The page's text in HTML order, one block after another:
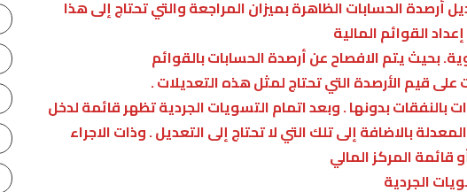
أرصدة الحسابات الظاهرة بميزان المراجعة والتي تحتاج إلى هذا
القوائم المالية
بحيث يتم الافصاح عن أرصدة الحسابات بالقوائم
على قيم الأرصدة التي تحتاج لمثل هذه التعديلات .
بالنفقات بدونها . وبعد اتمام التسويات الجردية تظهر قائمة لدخل
بالاضافة إلى تلك التي لا تحتاج إلى التعديل . وذات الاجراء
قائمة المركز المالي
الجردية